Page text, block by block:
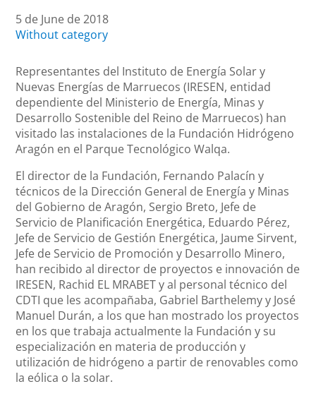
5 de June de 2018
Without category
Representantes del Instituto de Energía Solar y
Nuevas Energías de Marruecos (IRESEN, entidad
dependiente del Ministerio de Energía, Minas y
Desarrollo Sostenible del Reino de Marruecos) han
visitado las instalaciones de la Fundación Hidrógeno
Aragón en el Parque Tecnológico Walqa.
El director de la Fundación, Fernando Palacín y
técnicos de la Dirección General de Energía y Minas
del Gobierno de Aragón, Sergio Breto, Jefe de
Servicio de Planificación Energética, Eduardo Pérez,
Jefe de Servicio de Gestión Energética, Jaume Sirvent,
Jefe de Servicio de Promoción y Desarrollo Minero,
han recibido al director de proyectos e innovación de
IRESEN, Rachid EL MRABET y al personal técnico del
CDTI que les acompañaba, Gabriel Barthelemy y José
Manuel Durán, a los que han mostrado los proyectos
en los que trabaja actualmente la Fundación y su
especialización en materia de producción y
utilización de hidrógeno a partir de renovables como
la eólica o la solar.